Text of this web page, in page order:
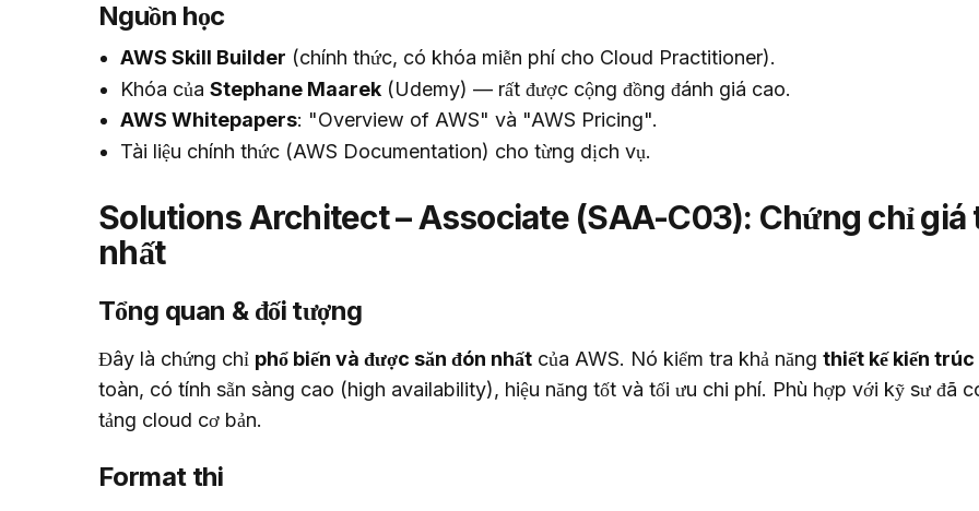
Nguồn học
AWS Skill Builder (chính thức, có khóa miễn phí cho Cloud Practitioner).
Khóa của Stephane Maarek (Udemy) — rất được cộng đồng đánh giá cao.
AWS Whitepapers: "Overview of AWS" và "AWS Pricing".
Tài liệu chính thức (AWS Documentation) cho từng dịch vụ.
Solutions Architect – Associate (SAA-C03): Chứng chỉ giá
nhất
Tổng quan & đối tượng
Đây là chứng chỉ phổ biến và được săn đón nhất của AWS. Nó kiểm tra khả năng thiết kế kiến trúc
toàn, có tính sẵn sàng cao (high availability), hiệu năng tốt và tối ưu chi phí. Phù hợp với kỹ sư đã
tảng cloud cơ bản.
Format thi